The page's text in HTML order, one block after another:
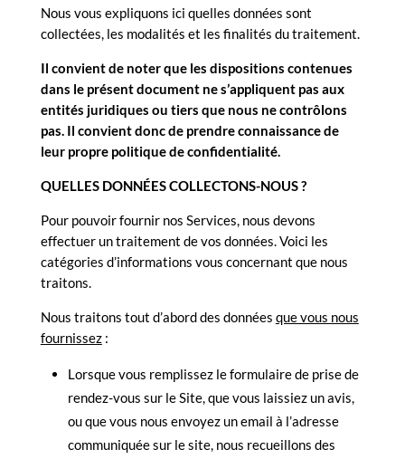
Nous vous expliquons ici quelles données sont
collectées, les modalités et les finalités du traitement.
Il convient de noter que les dispositions contenues
dans le présent document ne s’appliquent pas aux
entités juridiques ou tiers que nous ne contrôlons
pas. Il convient donc de prendre connaissance de
leur propre politique de confidentialité.
QUELLES DONNÉES COLLECTONS-NOUS ?
Pour pouvoir fournir nos Services, nous devons
effectuer un traitement de vos données. Voici les
catégories d’informations vous concernant que nous
traitons.
Nous traitons tout d’abord des données que vous nous
fournissez:
Lorsque vous remplissez le formulaire de prise de
rendez-vous sur le Site, que vous laissiez un avis,
ou que vous nous envoyez un email à l’adresse
communiquée sur le site, nous recueillons des